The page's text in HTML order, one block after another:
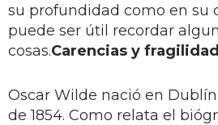
su profundidad como en su
puede ser útil recordar
cosas.Carencias y
Oscar Wilde nació en
de 1854. Como relata el